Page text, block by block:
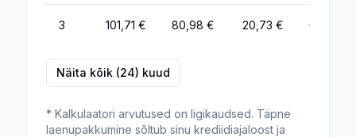
3 101,71 € 80,98 € 20,73 € 0,00 €
Näita kõik (24) kuud
* Kalkulaatori arvutused on ligikaudsed. Täpne
laenupakkumine sõltub sinu krediidiajaloost ja